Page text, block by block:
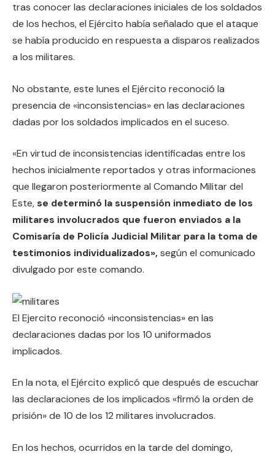
tras conocer las declaraciones iniciales de los soldados
de los hechos, el Ejército había señalado que el ataque
se había producido en respuesta a disparos realizados
a los militares.
No obstante, este lunes el Ejército reconoció la
presencia de «inconsistencias» en las declaraciones
dadas por los soldados implicados en el suceso.
«En virtud de inconsistencias identificadas entre los
hechos inicialmente reportados y otras informaciones
que llegaron posteriormente al Comando Militar del
Este, se determinó la suspensión inmediato de los
militares involucrados que fueron enviados a la
Comisaría de Policía Judicial Militar para la toma de
testimonios individualizados»,según el comunicado
divulgado por este comando.
El Ejercito reconoció «inconsistencias» en las
declaraciones dadas por los 10 uniformados
implicados.
En la nota, el Ejército explicó que después de escuchar
las declaraciones de los implicados «firmó la orden de
prisión» de 10 de los 12 militares involucrados.
En los hechos, ocurridos en la tarde del domingo,